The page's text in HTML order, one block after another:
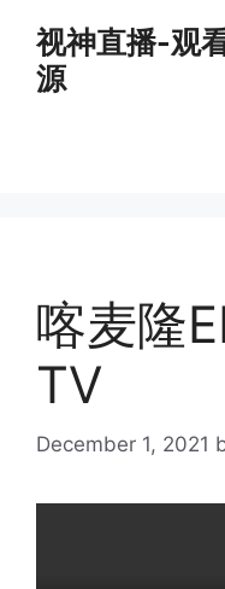
content
视神直播-观
源
喀麦隆
TV
December 1, 2021